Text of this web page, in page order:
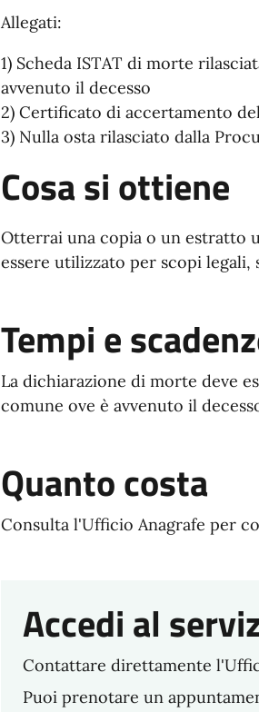
Allegati:
1) Scheda ISTAT di morte
avvenuto il decesso
2) Certificato di accertamento
3) Nulla osta rilasciato dalla
Cosa si ottiene
Otterrai una copia o un estratto
essere utilizzato per scopi
Tempi e
La dichiarazione di morte deve
comune ove è avvenuto il
Quanto costa
Consulta l'Ufficio Anagrafe per
Accedi al
Contattare direttamente
Puoi prenotare un